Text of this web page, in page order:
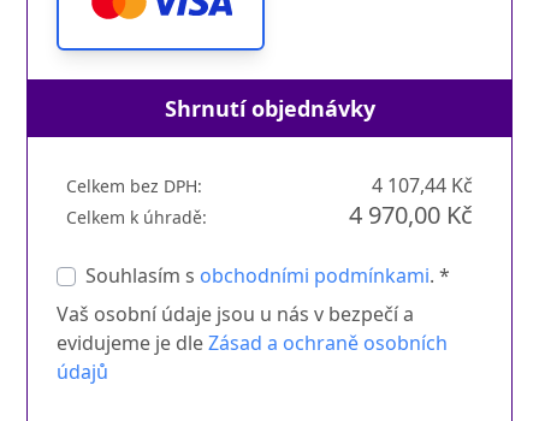
Shrnutí objednávky
Celkem bez DPH: 4 107,44 Kč
Celkem k úhradě: 4 970,00 Kč
Souhlasím s obchodními podmínkami. *
Vaš osobní údaje jsou u nás v bezpečí a
evidujeme je dleZásad a ochraně osobních
údajů